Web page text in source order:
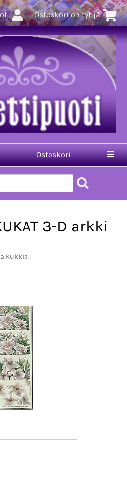
Ostoskori on tyhjä
Ostoskori
3-D arkki
kukkia